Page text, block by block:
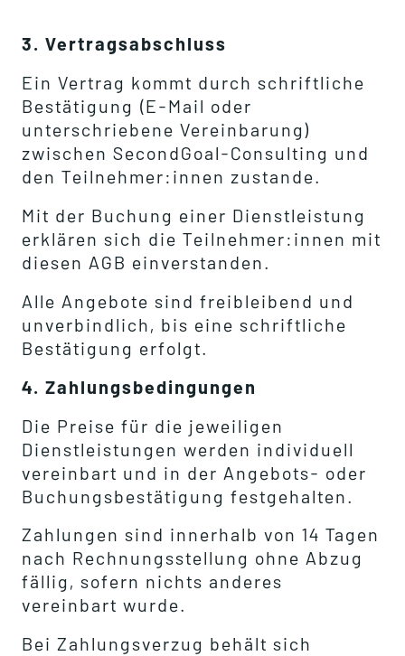
3. Vertragsabschluss
Ein Vertrag kommt durch schriftliche
Bestätigung (E-Mail oder
unterschriebene Vereinbarung)
zwischen SecondGoal-Consulting und
den Teilnehmer:innen zustande.
Mit der Buchung einer Dienstleistung
erklären sich die Teilnehmer:innen mit
diesen AGB einverstanden.
Alle Angebote sind freibleibend und
unverbindlich, bis eine schriftliche
Bestätigung erfolgt.
4. Zahlungsbedingungen
Die Preise für die jeweiligen
Dienstleistungen werden individuell
vereinbart und in der Angebots- oder
Buchungsbestätigung festgehalten.
Zahlungen sind innerhalb von 14 Tagen
nach Rechnungsstellung ohne Abzug
fällig, sofern nichts anderes
vereinbart wurde.
Bei Zahlungsverzug behält sich